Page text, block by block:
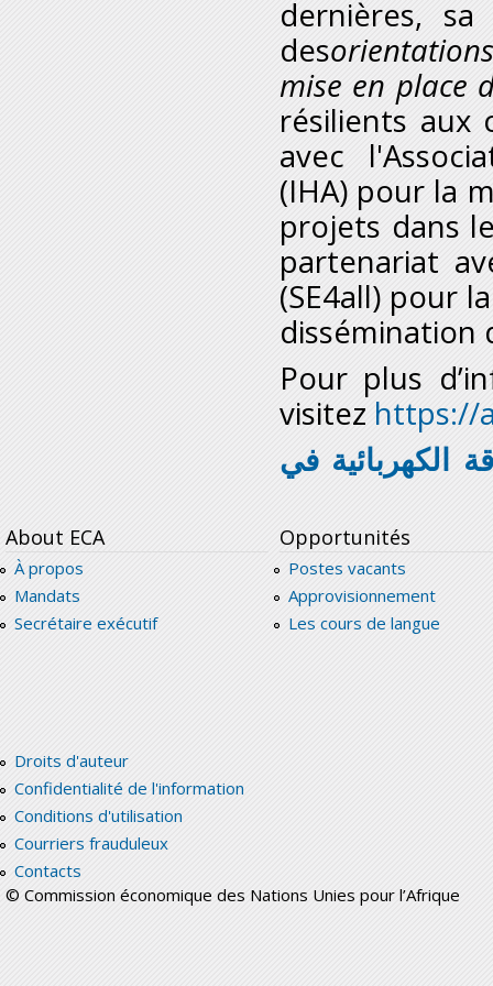
dernières,
des
mise en place
résilients aux
avec
(IHA) pour la
projets dans
partenariat
(SE4all) pour
dissémination
Pour plus
visitez https://
الكهربائية في
About ECA
À propos
Mandats
Secrétaire exécutif
Opportunités
Postes vacants
Approvisionnement
Les cours de langue
Droits d'auteur
Confidentialité de l'information
Conditions d'utilisation
Courriers frauduleux
Contacts
© Commission économique des Nations Unies pour l’Afrique